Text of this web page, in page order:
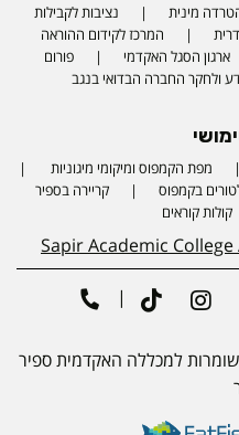
מינית
נציבות לקבילות
המרכז לקידום ההוראה
ארגון הסגל האקדמי
פורום
ולחקר החברה הבדואי בנגב
מפת הקמפוס ומיקומי מיגוניות
בקמפוס
קריירה בספיר
קולות קוראים
Sapir Academic
שומרות למכללה האקדמית ספיר
Instagram
Tiktok
|
Phone number